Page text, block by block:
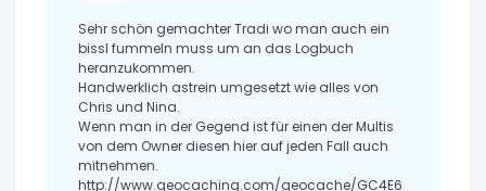
Sehr schön gemachter Tradi wo man auch ein
bissl fummeln muss um an das Logbuch
heranzukommen.
Handwerklich astrein umgesetzt wie alles von
Chris und Nina.
Wenn man in der Gegend ist für einen der Multis
von dem Owner diesen hier auf jeden Fall auch
mitnehmen.
http://www.geocaching.com/geocache/GC4E6